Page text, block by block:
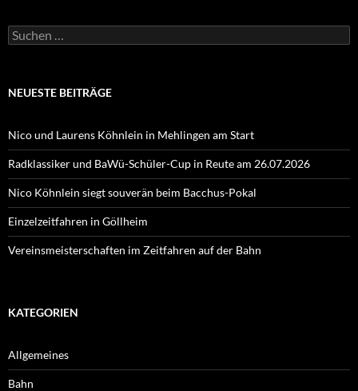
Suchen
nach:
NEUESTE BEITRÄGE
Nico und Laurens Köhnlein in Mehlingen am Start
Radklassiker und BaWü-Schüler-Cup in Reute am 26.07.2026
Nico Köhnlein siegt souverän beim Bacchus-Pokal
Einzelzeitfahren in Göllheim
Vereinsmeisterschaften im Zeitfahren auf der Bahn
KATEGORIEN
Allgemeines
Bahn